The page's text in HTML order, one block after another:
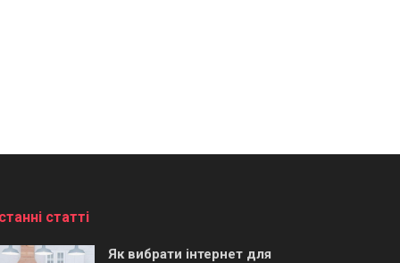
статті
Як вибрати інтернет для